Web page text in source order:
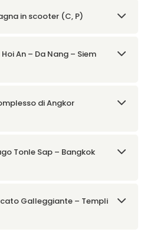
in scooter (C, P)
An – Da Nang – Siem
di Angkor
Tonle Sap – Bangkok
Galleggiante – Templi